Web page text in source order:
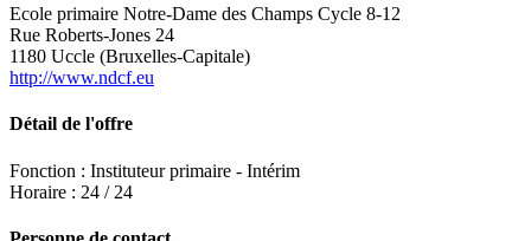
Ecole primaire Notre-Dame des Champs Cycle 8-12
Rue Roberts-Jones 24
1180 Uccle (Bruxelles-Capitale)
http://www.ndcf.eu
Détail de l'offre
Fonction : Instituteur primaire - Intérim
Horaire : 24 / 24